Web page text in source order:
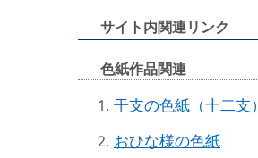
サイト内関連リンク
色紙作品関連
干支の色紙（十二支）
おひな様の色紙